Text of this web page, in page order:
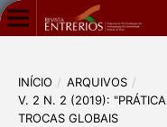
INÍCIO / ARQUIVOS /
V. 2 N. 2 (2019):
TROCAS GLOBAIS